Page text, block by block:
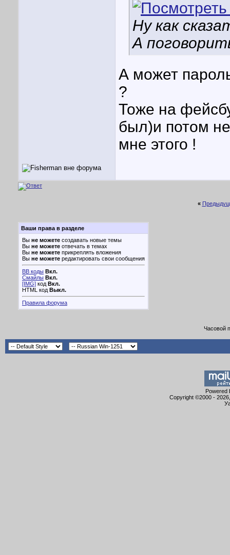
Ну как
А
А может
?
Тоже на
был)и потом
мне этого !
«
Ваши права в разделе
Вы не можете создавать новые темы
Вы не можете отвечать в темах
Вы не можете прикреплять вложения
Вы не можете редактировать свои сообщения
BB коды Вкл.
Смайлы Вкл.
[IMG] код Вкл.
HTML код Выкл.
Правила форума
Часовой
Powered
Copyright ©2000 -